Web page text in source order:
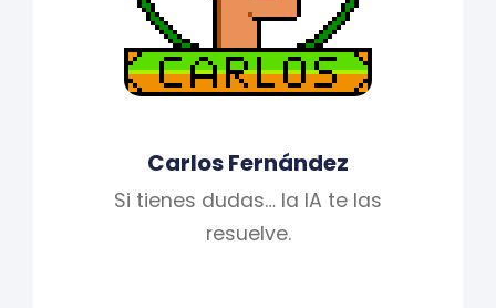
Carlos Fernández
Si tienes dudas… la IA te las
resuelve.